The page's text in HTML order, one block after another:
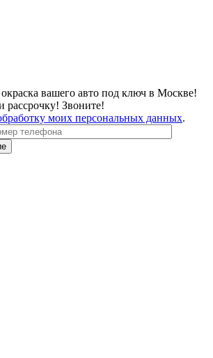
вашего авто под ключ в Москве!
рассрочку! Звоните!
моих персональных данных.